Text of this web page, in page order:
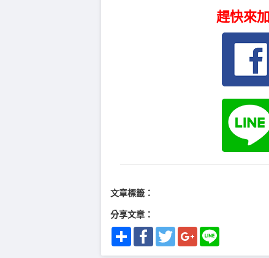
趕快來
文章標籤：
分享文章：
ShareFacebookTwitterGoogle+Line